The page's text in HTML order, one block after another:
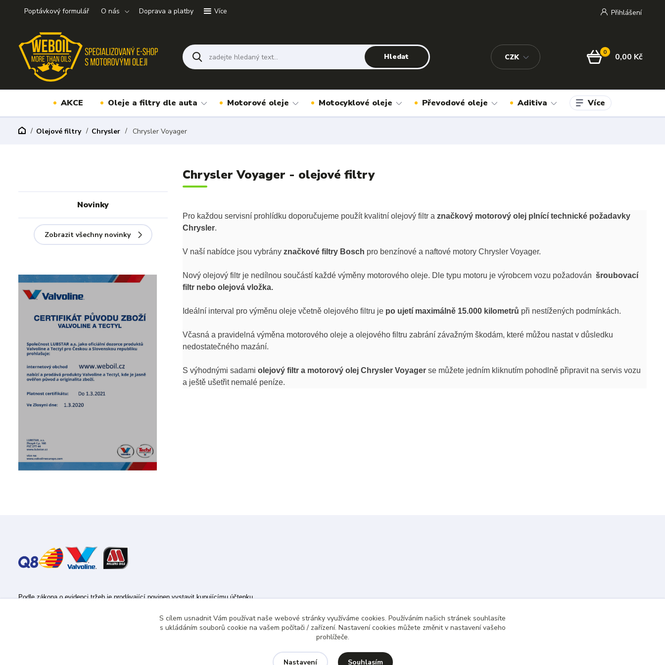
Poptávkový formulář O nás Doprava a platby Více
CZK
Přihlášení
Hledat 0 0,00 Kč
AKCE Oleje a filtry dle auta Motorové oleje Motocyklové oleje Převodové oleje Aditiva Více
Olejové filtry Chrysler Chrysler Voyager
Chrysler Voyager - olejové filtry
Pro každou servisní prohlídku doporučujeme použít kvalitní olejový filtr aznačkový motorový olej plnící technické požadavky
Chrysler.
V naší nabídce jsou vybrányznačkové filtry Bosch pro benzínové a naftové motory Chrysler Voyager.
Nový olejový filtr je nedílnou součástí každé výměny motorového oleje. Dle typu motoru je výrobcem vozu požadovánšroubovací
filtr nebo olejová vložka.
Ideální interval pro výměnu oleje včetně olejového filtru je po ujetí maximálně 15.000 kilometrů při nestížených podmínkách.
Včasná a pravidelná výměna motorového oleje a olejového filtru zabrání závažným škodám, které můžou nastat v důsledku
nedostatečného mazání.
S výhodnými sadamiolejový filtr a motorový olej Chrysler Voyager se můžete jedním kliknutím pohodlně připravit na servis vozu
a ještě ušetřit nemalé peníze.
Novinky
Zobrazit všechny novinky
Podle zákona o evidenci tržeb je prodávající povinen vystavit kupujícímu účtenku.
Zároveň je povinen zaevidovat přijatou tržbu u správce daně online; v případě technického výpadku pak nejpozději do 48 hodin.
S cílem usnadnit Vám používat naše webové stránky využíváme cookies. Používáním našich stránek souhlasíte
s ukládáním souborů cookie na vašem počítači / zařízení. Nastavení cookies můžete změnit v nastavení vašeho
prohlížeče.
Nastavení Souhlasím